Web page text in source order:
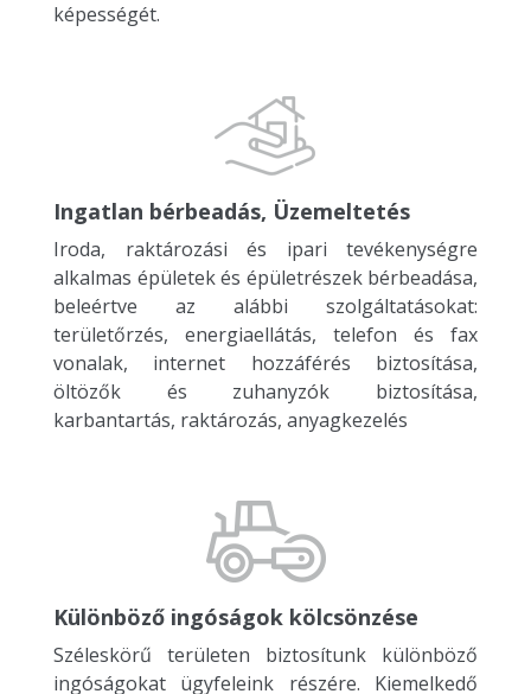
képességét.
Ingatlan bérbeadás, Üzemeltetés
Iroda, raktározási és ipari tevékenységre
alkalmas épületek és épületrészek bérbeadása,
beleértve az alábbi szolgáltatásokat:
területőrzés, energiaellátás, telefon és fax
vonalak, internet hozzáférés biztosítása,
öltözők és zuhanyzók biztosítása,
karbantartás, raktározás, anyagkezelés
Különböző ingóságok kölcsönzése
Széleskörű területen biztosítunk különböző
ingóságokat ügyfeleink részére. Kiemelkedő